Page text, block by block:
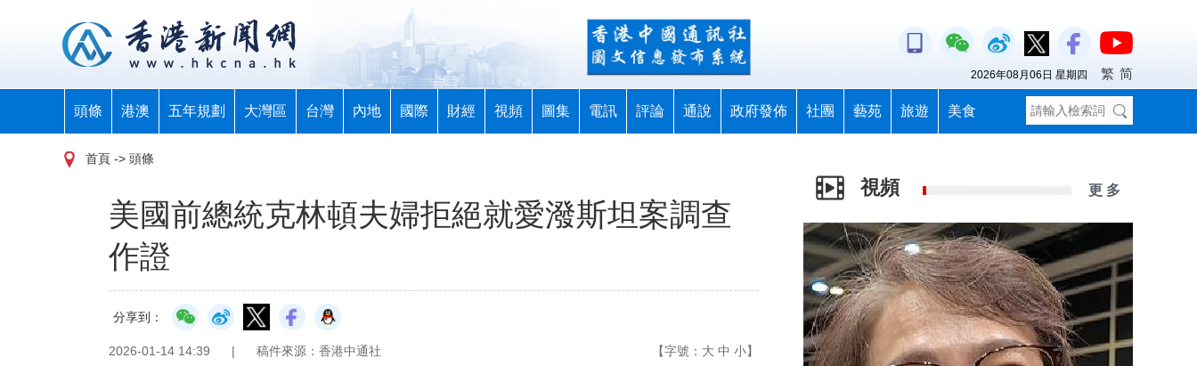
頭條 港澳 五年規劃 大灣區 台灣 內地 國際 財經 視頻 圖集 電訊 評論 通說 政府發佈 社團 藝苑 旅遊 美食
2026年08月06日 星期四 繁 简
首頁 -> 頭條
美國前總統克林頓夫婦拒絕就愛潑斯坦案調查
作證
分享到：
2026-01-14 14:39 | 稿件來源：香港中通社 【字號： 大 中 小】
視頻 更 多